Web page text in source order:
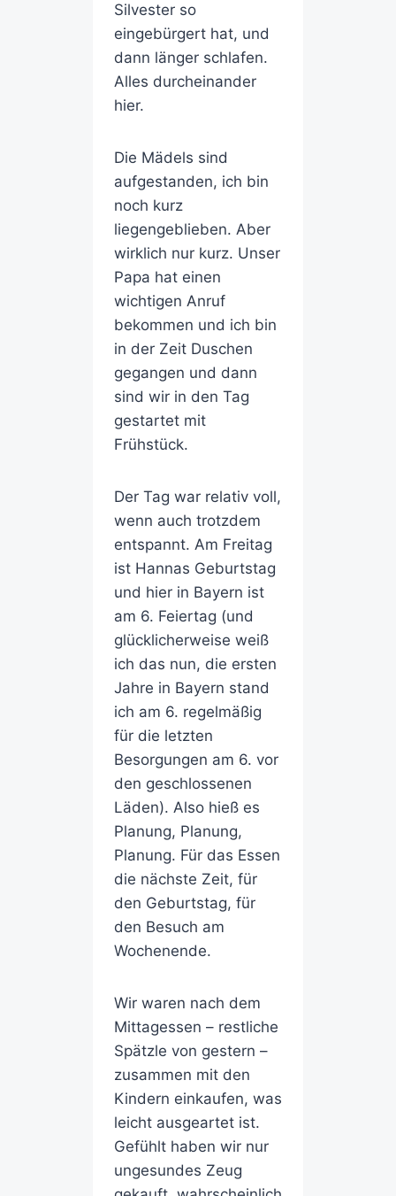
Silvester so
eingebürgert hat, und
dann länger schlafen.
Alles durcheinander
hier.
Die Mädels sind
aufgestanden, ich bin
noch kurz
liegengeblieben. Aber
wirklich nur kurz. Unser
Papa hat einen
wichtigen Anruf
bekommen und ich bin
in der Zeit Duschen
gegangen und dann
sind wir in den Tag
gestartet mit
Frühstück.
Der Tag war relativ voll,
wenn auch trotzdem
entspannt. Am Freitag
ist Hannas Geburtstag
und hier in Bayern ist
am 6. Feiertag (und
glücklicherweise weiß
ich das nun, die ersten
Jahre in Bayern stand
ich am 6. regelmäßig
für die letzten
Besorgungen am 6. vor
den geschlossenen
Läden). Also hieß es
Planung, Planung,
Planung. Für das Essen
die nächste Zeit, für
den Geburtstag, für
den Besuch am
Wochenende.
Wir waren nach dem
Mittagessen – restliche
Spätzle von gestern –
zusammen mit den
Kindern einkaufen, was
leicht ausgeartet ist.
Gefühlt haben wir nur
ungesundes Zeug